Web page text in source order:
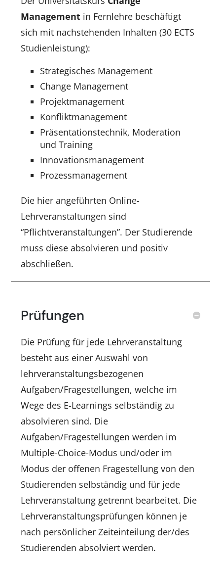
Management in Fernlehre beschäftigt
sich mit nachstehenden Inhalten (30 ECTS
Studienleistung):
Strategisches Management
Change Management
Projektmanagement
Konfliktmanagement
Präsentationstechnik, Moderation
und Training
Innovationsmanagement
Prozessmanagement
Die hier angeführten Online-
Lehrveranstaltungen sind
“Pflichtveranstaltungen”. Der Studierende
muss diese absolvieren und positiv
abschließen.
Prüfungen
Die Prüfung für jede Lehrveranstaltung
besteht aus einer Auswahl von
lehrveranstaltungsbezogenen
Aufgaben/Fragestellungen, welche im
Wege des E-Learnings selbständig zu
absolvieren sind. Die
Aufgaben/Fragestellungen werden im
Multiple-Choice-Modus und/oder im
Modus der offenen Fragestellung von den
Studierenden selbständig und für jede
Lehrveranstaltung getrennt bearbeitet. Die
Lehrveranstaltungsprüfungen können je
nach persönlicher Zeiteinteilung der/des
Studierenden absolviert werden.